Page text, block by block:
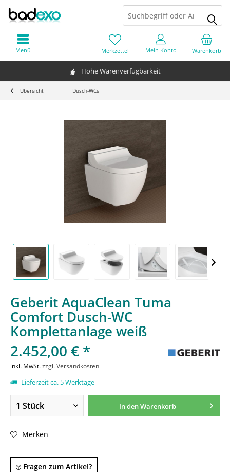
Hohe Warenverfügbarkeit
Warenkorb
Merkzettel Mein Konto
Menü
Übersicht Dusch-WCs
Geberit AquaClean Tuma
Comfort Dusch-WC
Komplettanlage weiß
2.452,00 € *
inkl. MwSt.zzgl. Versandkosten
Lieferzeit ca. 5 Werktage
In denWarenkorb
Merken
Fragen zum Artikel?